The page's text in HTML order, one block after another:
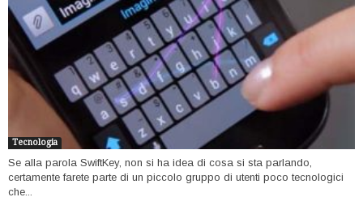
Tecnologia
Se alla parola SwiftKey, non si ha idea di cosa si sta parlando,
certamente farete parte di un piccolo gruppo di utenti poco tecnologici
che...